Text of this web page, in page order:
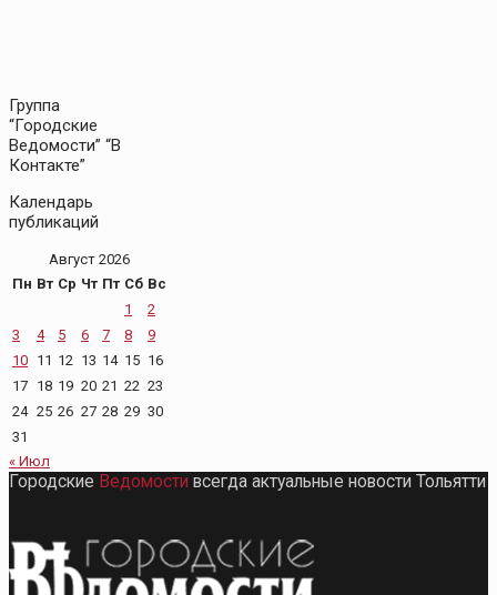
Группа
“Городские
Ведомости” “В
Контакте”
Календарь
публикаций
Август 2026
Пн Вт Ср Чт Пт Сб Вс
1
2
3
4 5 6 7 8
9
10 11 12 13 14 15 16
17 18 19 20 21 22 23
24 25 26 27 28 29 30
31
« Июл
Городские Ведомости всегда актуальные новости Тольятти